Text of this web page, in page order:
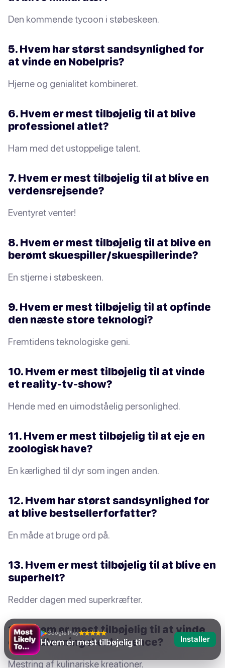
Den kommende tycoon i støbeskeen.
5. Hvem har størst sandsynlighed for
at vinde en Nobelpris?
Hjerne og genialitet kombineret.
6. Hvem er mest tilbøjelig til at blive
professionel atlet?
Ham med det ustoppelige talent.
7. Hvem er mest tilbøjelig til at blive en
verdensrejsende?
Eventyret venter!
8. Hvem er mest tilbøjelig til at blive en
berømt skuespiller/skuespillerinde?
En stjerne i støbeskeen.
9. Hvem er mest tilbøjelig til at opfinde
den næste store teknologi?
Fremtidens teknologiske geni.
10. Hvem er mest tilbøjelig til at vinde
et reality-tv-show?
Hende med en uimodståelig personlighed.
11. Hvem er mest tilbøjelig til at eje en
zoologisk have?
En kærlighed til dyr som ingen anden.
12. Hvem har størst sandsynlighed for
at blive bestsellerforfatter?
En måde at bruge ord på.
13. Hvem er mest tilbøjelig til at blive en
superhelt?
Redder dagen med superkræfter.
14. Hvem er mest tilbøjelig til at vinde
en madlavningskonkurrence?
Mestring af kulinariske kreationer.
Google Play
Hvem er mest tilbøjelig til Installer